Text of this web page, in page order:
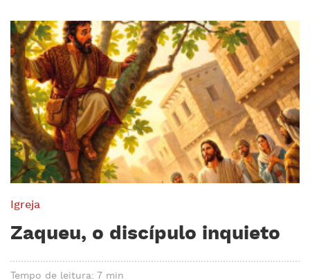
Igreja
Zaqueu, o discípulo inquieto
Tempo de leitura: 7 min